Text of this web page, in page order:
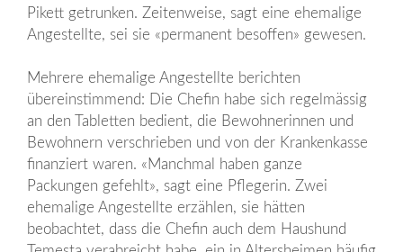
Pikett getrunken. Zeitenweise, sagt eine ehemalige
Angestellte, sei sie «permanent besoffen» gewesen.
Mehrere ehemalige Angestellte berichten
übereinstimmend: Die Chefin habe sich regelmässig
an den Tabletten bedient, die Bewohnerinnen und
Bewohnern verschrieben und von der Krankenkasse
finanziert waren. «Manchmal haben ganze
Packungen gefehlt», sagt eine Pflegerin. Zwei
ehemalige Angestellte erzählen, sie hätten
beobachtet, dass die Chefin auch dem Haushund